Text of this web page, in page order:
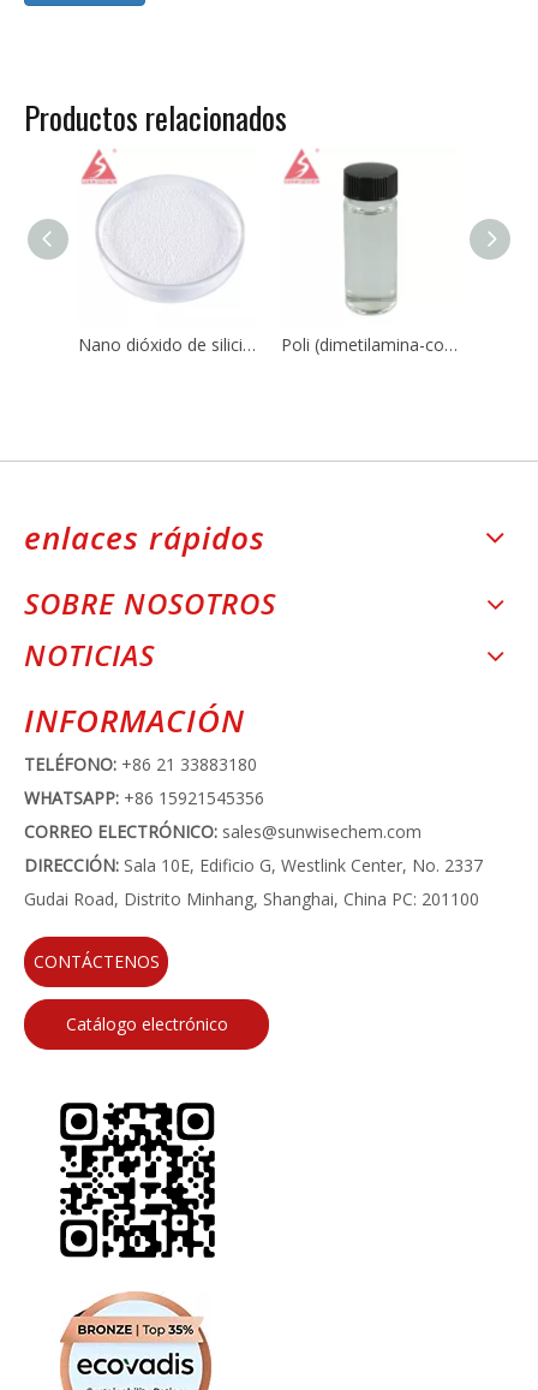
Productos relacionados
Nano dióxido de silicio Sio2 CAS 7631-86-9 para caucho de silicona Poli (dimetilamina-co-epiclorohidrina-co-etilendiamina) CAS No.:25988-97-0 / 39660-17-8
enlaces rápidos
SOBRE NOSOTROS
NOTICIAS
INFORMACIÓN
TELÉFONO: +86 21 33883180
WHATSAPP: +86 15921545356
CORREO ELECTRÓNICO: sales@sunwisechem.com
DIRECCIÓN: Sala 10E, Edificio G, Westlink Center, No. 2337
Gudai Road, Distrito Minhang, Shanghai, China PC: 201100
CONTÁCTENOS
Catálogo electrónico